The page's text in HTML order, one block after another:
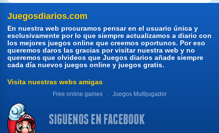
Juegosdiarios.com
En nuestra web procuramos pensar en el usuario única y
esclusivamente por lo que siempre actualizamos a diario con
los mejores juegos online que creemos oportunos. Por eso
queremos daros las gracias por visitar nuestra web y no
queremos que olvideos que Juegos diarios añade siempre
cada día nuevos juegos online y juegos gratis.
Visita nuestras webs amigas
Free online games Juegos Multijugador